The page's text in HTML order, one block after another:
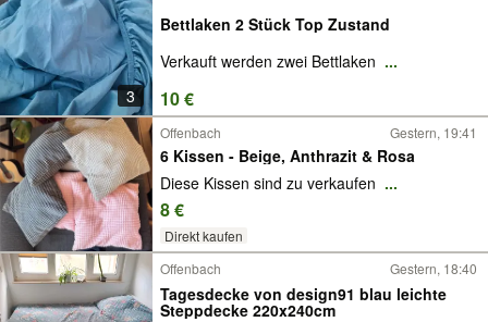
3
Bettlaken 2 Stück Top Zustand
Verkauft werden zwei Bettlaken ...
10 €
Offenbach Gestern, 19:41
6 Kissen - Beige, Anthrazit & Rosa
Diese Kissen sind zu verkaufen ...
8 €
Direkt kaufen
Offenbach Gestern, 18:40
Tagesdecke von design91 blau leichte
Steppdecke 220x240cm